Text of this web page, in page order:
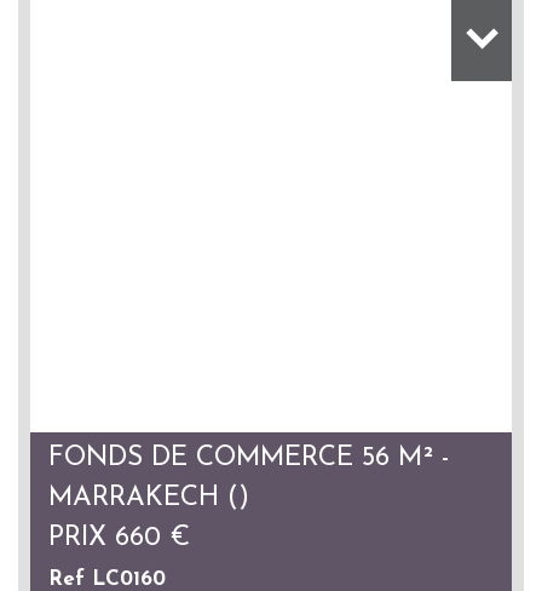
FONDS DE COMMERCE 56 M² -
MARRAKECH ()
PRIX 660 €
Ref LC0160